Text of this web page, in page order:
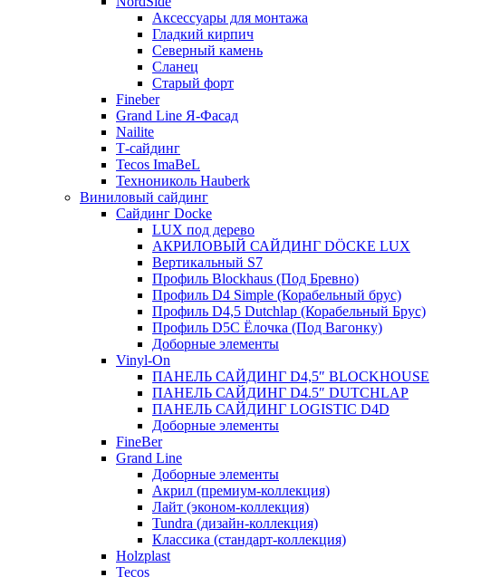
Аксессуары для монтажа
Гладкий кирпич
Северный камень
Сланец
Старый форт
Fineber
Grand Line Я-Фасад
Nailite
Т-сайдинг
Tecos ImaBeL
Технониколь Hauberk
Виниловый сайдинг
Сайдинг Docke
LUX под дерево
АКРИЛОВЫЙ САЙДИНГ DÖCKE LUX
Вертикальный S7
Профиль Blockhaus (Под Бревно)
Профиль D4 Simple (Корабельный брус)
Профиль D4,5 Dutchlap (Корабельный Брус)
Профиль D5C Ёлочка (Под Вагонку)
Доборные элементы
Vinyl-On
ПАНЕЛЬ САЙДИНГ D4,5″ BLOCKHOUSE
ПАНЕЛЬ САЙДИНГ D4.5″ DUTCHLAP
ПАНЕЛЬ САЙДИНГ LOGISTIC D4D
Доборные элементы
FineBer
Grand Line
Доборные элементы
Акрил (премиум-коллекция)
Лайт (эконом-коллекция)
Tundra (дизайн-коллекция)
Классика (стандарт-коллекция)
Holzplast
Tecos